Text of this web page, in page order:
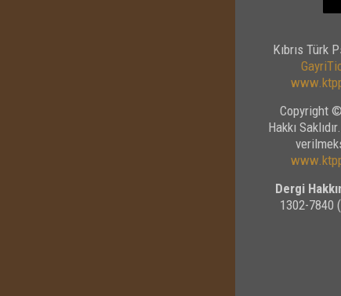
Kıbrıs Türk
Copyright
Hakkı
Dergi
1302-7840